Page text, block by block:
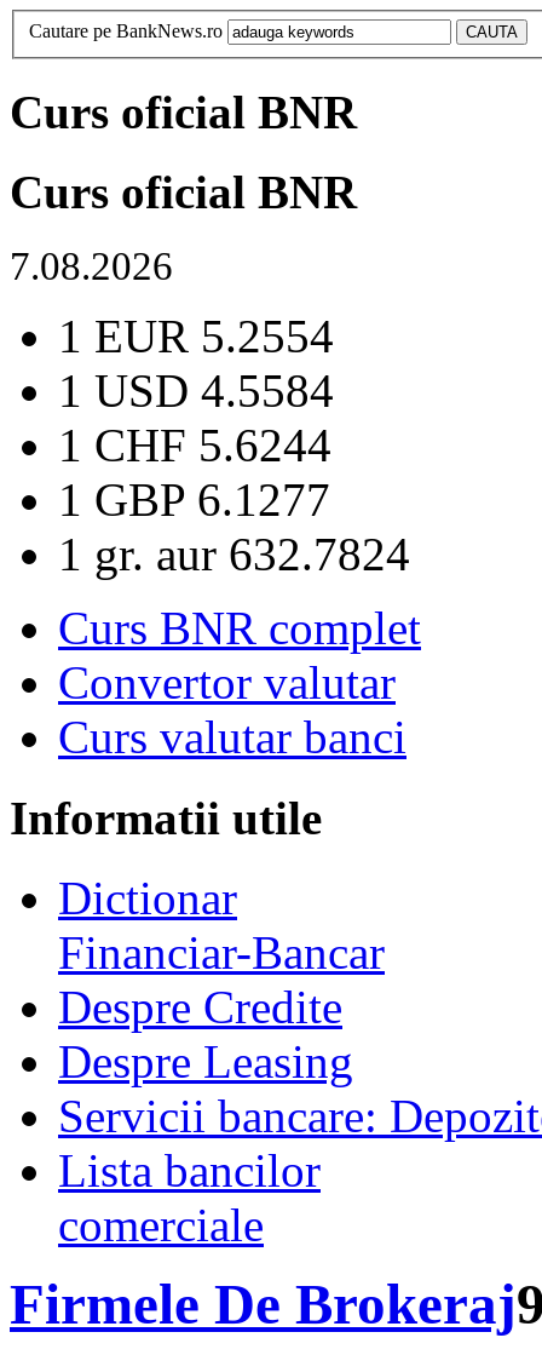
Cautare pe BankNews.ro
Curs oficial BNR
Curs oficial BNR
7.08.2026
1 EUR 5.2554
1 USD 4.5584
1 CHF 5.6244
1 GBP 6.1277
1 gr. aur 632.7824
Curs BNR complet
Convertor valutar
Curs valutar banci
Informatii utile
Dictionar
Financiar-Bancar
Despre Credite
Despre Leasing
Servicii bancare:
Lista bancilor
comerciale
Firmele De Brokeraj